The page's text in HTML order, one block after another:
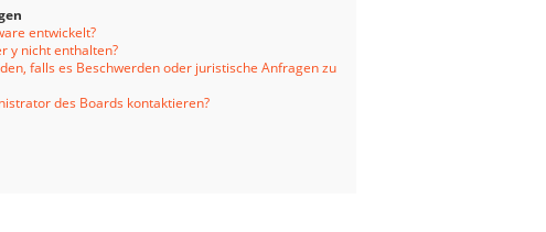
entwickelt?
y nicht enthalten?
falls es Beschwerden oder juristische Anfragen zu
des Boards kontaktieren?